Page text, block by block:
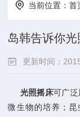
当前位置：首
岛韩告诉你光
更新时间：
光照摇床可广泛
微生物的培养；